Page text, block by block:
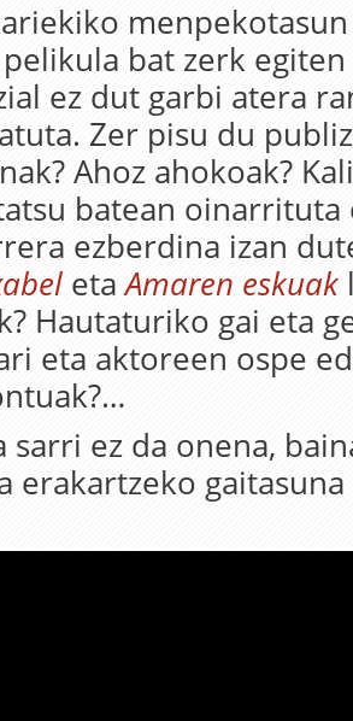
bat zerk
ez dut garbi atera
Zer pisu du
Ahoz ahokoak?
batean oinarrituta
ezberdina izan
etaAmaren eskuak
Hautaturiko gai eta
eta aktoreen ospe
sarri ez da onena,
erakartzeko